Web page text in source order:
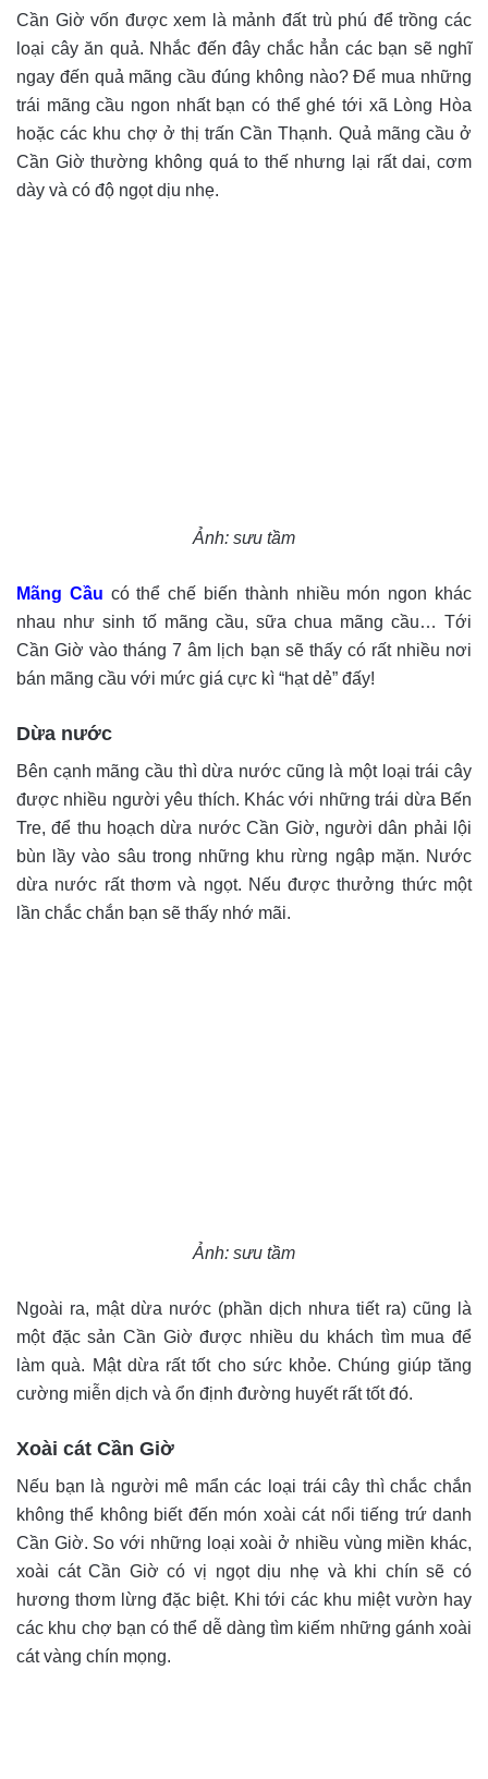
Cần Giờ vốn được xem là mảnh đất trù phú để trồng các
loại cây ăn quả. Nhắc đến đây chắc hẳn các bạn sẽ nghĩ
ngay đến quả mãng cầu đúng không nào? Để mua những
trái mãng cầu ngon nhất bạn có thể ghé tới xã Lòng Hòa
hoặc các khu chợ ở thị trấn Cần Thạnh. Quả mãng cầu ở
Cần Giờ thường không quá to thế nhưng lại rất dai, cơm
dày và có độ ngọt dịu nhẹ.
Ảnh: sưu tầm
Mãng Cầu có thể chế biến thành nhiều món ngon khác
nhau như sinh tố mãng cầu, sữa chua mãng cầu… Tới
Cần Giờ vào tháng 7 âm lịch bạn sẽ thấy có rất nhiều nơi
bán mãng cầu với mức giá cực kì “hạt dẻ” đấy!
Dừa nước
Bên cạnh mãng cầu thì dừa nước cũng là một loại trái cây
được nhiều người yêu thích. Khác với những trái dừa Bến
Tre, để thu hoạch dừa nước Cần Giờ, người dân phải lội
bùn lầy vào sâu trong những khu rừng ngập mặn. Nước
dừa nước rất thơm và ngọt. Nếu được thưởng thức một
lần chắc chắn bạn sẽ thấy nhớ mãi.
Ảnh: sưu tầm
Ngoài ra, mật dừa nước (phần dịch nhưa tiết ra) cũng là
một đặc sản Cần Giờ được nhiều du khách tìm mua để
làm quà. Mật dừa rất tốt cho sức khỏe. Chúng giúp tăng
cường miễn dịch và ổn định đường huyết rất tốt đó.
Xoài cát Cần Giờ
Nếu bạn là người mê mẩn các loại trái cây thì chắc chắn
không thể không biết đến món xoài cát nổi tiếng trứ danh
Cần Giờ. So với những loại xoài ở nhiều vùng miền khác,
xoài cát Cần Giờ có vị ngọt dịu nhẹ và khi chín sẽ có
hương thơm lừng đặc biệt. Khi tới các khu miệt vườn hay
các khu chợ bạn có thể dễ dàng tìm kiếm những gánh xoài
cát vàng chín mọng.